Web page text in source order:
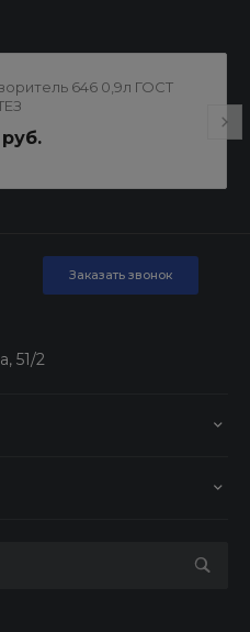
646 0,9л ГОСТ
Заказать звонок
51/2